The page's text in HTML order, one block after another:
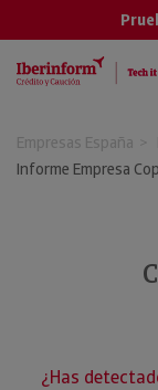
Empresas España
Informe Empresa
¿Has